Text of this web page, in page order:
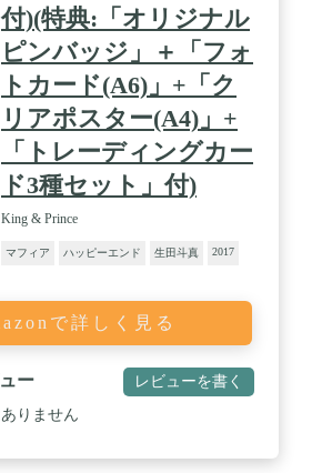
付)(特典:「オリジナル
ピンバッジ」＋「フォ
トカード(A6)」+「ク
リアポスター(A4)」+
「トレーディングカー
ド3種セット」付)
King & Prince
マフィア ハッピーエンド 生田斗真 2017
で詳しく見る
ー レビューを書く
りません